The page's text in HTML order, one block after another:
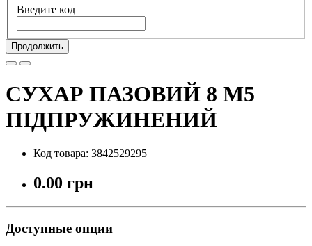
Введите код
Продолжить
СУХАР ПАЗОВИЙ 8 M5
ПІДПРУЖИНЕНИЙ
Код товара: 3842529295
0.00 грн
Доступные опции